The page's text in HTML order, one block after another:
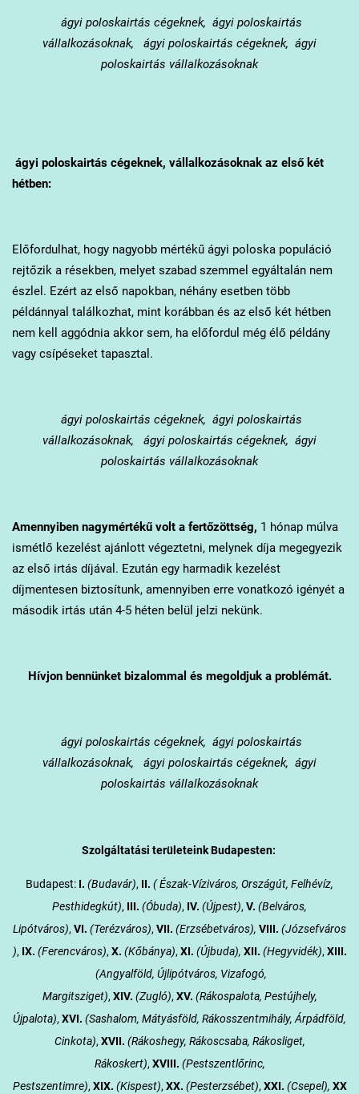
ágyi poloskairtás cégeknek, ágyi poloskairtás
vállalkozásoknak, ágyi poloskairtás cégeknek, ágyi
poloskairtás vállalkozásoknak
ágyi poloskairtás cégeknek, vállalkozásoknak az első két
hétben:
Előfordulhat, hogy nagyobb mértékű ágyi poloska populáció
rejtőzik a résekben, melyet szabad szemmel egyáltalán nem
észlel. Ezért az első napokban, néhány esetben több
példánnyal találkozhat, mint korábban és az első két hétben
nem kell aggódnia akkor sem, ha előfordul még élő példány
vagy csípéseket tapasztal.
ágyi poloskairtás cégeknek, ágyi poloskairtás
vállalkozásoknak, ágyi poloskairtás cégeknek, ágyi
poloskairtás vállalkozásoknak
Amennyiben nagymértékű volt a fertőzöttség, 1 hónap múlva
ismétlő kezelést ajánlott végeztetni, melynek díja megegyezik
az első irtás díjával. Ezután egy harmadik kezelést
díjmentesen biztosítunk, amennyiben erre vonatkozó igényét a
második irtás után 4-5 héten belül jelzi nekünk.
Hívjon bennünket bizalommal és megoldjuk a problémát.
ágyi poloskairtás cégeknek, ágyi poloskairtás
vállalkozásoknak, ágyi poloskairtás cégeknek, ágyi
poloskairtás vállalkozásoknak
Szolgáltatási területeink Budapesten:
Budapest: I. (Budavár), II. ( Észak-Víziváros, Országút, Felhévíz,
Pesthidegkút), III. (Óbuda), IV. (Újpest), V. (Belváros,
Lipótváros), VI. (Terézváros), VII. (Erzsébetváros), VIII. (Józsefváros
), IX. (Ferencváros), X. (Kőbánya), XI. (Újbuda), XII. (Hegyvidék), XIII.
(Angyalföld, Újlipótváros, Vizafogó,
Margitsziget), XIV. (Zugló), XV. (Rákospalota, Pestújhely,
Újpalota), XVI. (Sashalom, Mátyásföld, Rákosszentmihály, Árpádföld,
Cinkota), XVII. (Rákoshegy, Rákoscsaba, Rákosliget,
Rákoskert), XVIII. (Pestszentlőrinc,
Pestszentimre), XIX. (Kispest), XX. (Pesterzsébet), XXI. (Csepel), XX